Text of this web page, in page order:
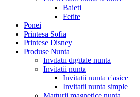
Baieti
Fetite
Ponei
Printesa Sofia
Printese Disney
Produse Nunta
Invitatii digitale nunta
Invitatii nunta
Invitatii nunta clasice
Invitatii nunta simple
Marturii magnetice nunta